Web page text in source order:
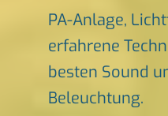
PA-Anlage,
erfahrene
besten Sound
Beleuchtung.